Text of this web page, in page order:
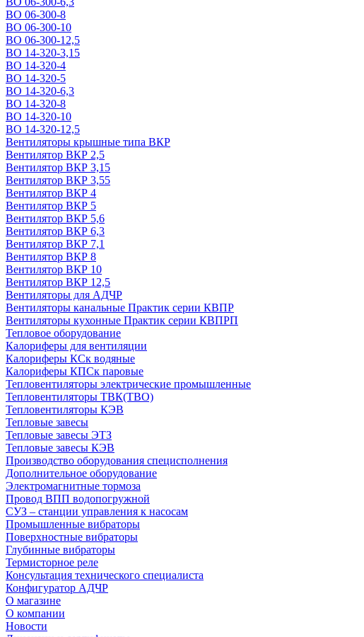
ВО 06-300-8
ВО 06-300-10
ВО 06-300-12,5
ВО 14-320-3,15
ВО 14-320-4
ВО 14-320-5
ВО 14-320-6,3
ВО 14-320-8
ВО 14-320-10
ВО 14-320-12,5
Вентиляторы крышные типа ВКР
Вентилятор ВКР 2,5
Вентилятор ВКР 3,15
Вентилятор ВКР 3,55
Вентилятор ВКР 4
Вентилятор ВКР 5
Вентилятор ВКР 5,6
Вентилятор ВКР 6,3
Вентилятор ВКР 7,1
Вентилятор ВКР 8
Вентилятор ВКР 10
Вентилятор ВКР 12,5
Вентиляторы для АДЧР
Вентиляторы канальные Практик серии КВПР
Вентиляторы кухонные Практик серии КВПРП
Тепловое оборудование
Калориферы для вентиляции
Калориферы КСк водяные
Калориферы КПСк паровые
Тепловентиляторы электрические промышленные
Тепловентиляторы ТВК(ТВО)
Тепловентиляторы КЭВ
Тепловые завесы
Тепловые завесы ЭТЗ
Тепловые завесы КЭВ
Производство оборудования специсполнения
Дополнительное оборудование
Электромагнитные тормоза
Провод ВПП водопогружной
СУЗ – станции управления к насосам
Промышленные вибраторы
Поверхностные вибраторы
Глубинные вибраторы
Термисторное реле
Консультация технического специалиста
Конфигуратор АДЧР
О магазине
О компании
Новости